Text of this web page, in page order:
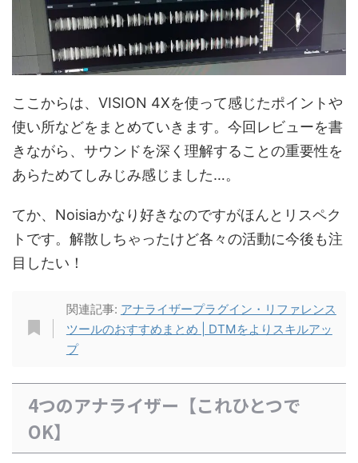
ここからは、VISION 4Xを使って感じたポイントや
使い所などをまとめていきます。今回レビューを書
きながら、サウンドを深く理解することの重要性を
あらためてしみじみ感じました…。
てか、Noisiaかなり好きなのですがほんとリスペク
トです。解散しちゃったけど各々の活動に今後も注
目したい！
関連記事: アナライザープラグイン・リファレンス
ツールのおすすめまとめ | DTMをよりスキルアッ
プ
4つのアナライザー【これひとつで
OK】